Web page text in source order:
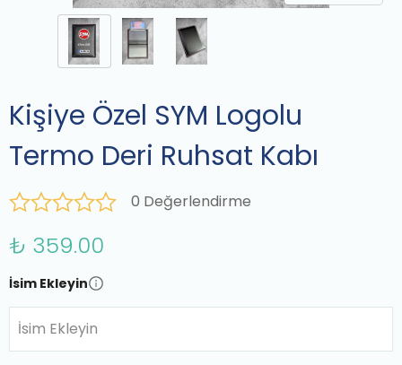
Kişiye Özel SYM Logolu
Termo Deri Ruhsat Kabı
0 Değerlendirme
₺ 359.00
İsim Ekleyin
İsim Ekleyin